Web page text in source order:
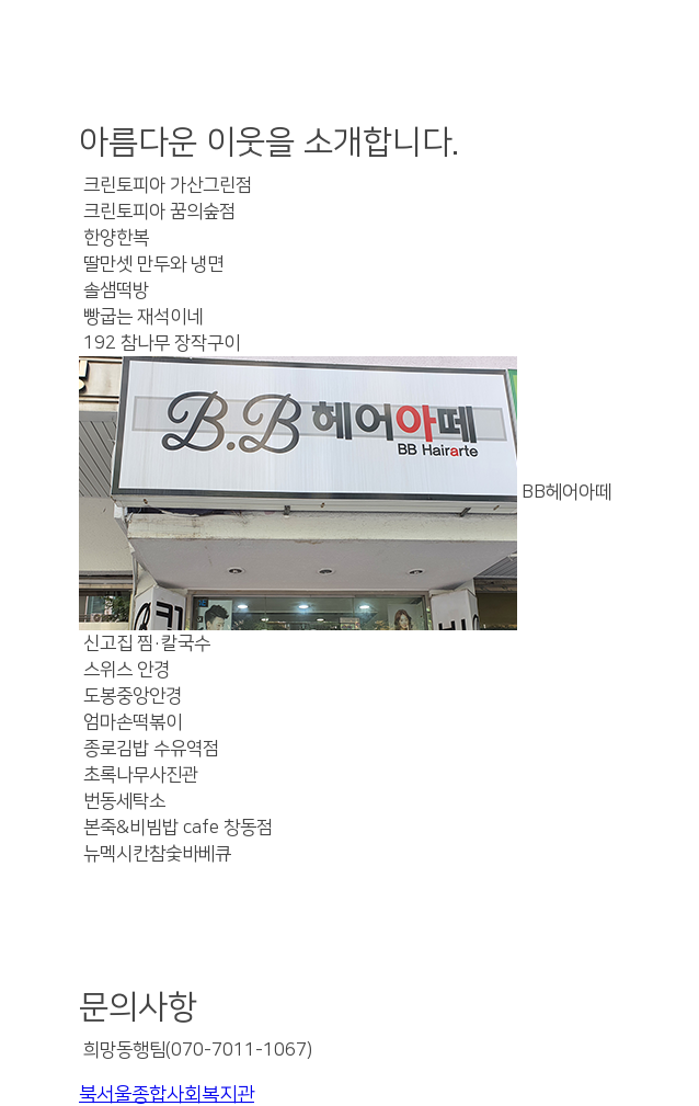
아름다운 이웃을 소개합니다.
크린토피아 가산그린점
크린토피아 꿈의숲점
한양한복
딸만셋 만두와 냉면
솔샘떡방
빵굽는 재석이네
192 참나무 장작구이
BB헤어아떼
신고집 찜·칼국수
스위스 안경
도봉중앙안경
엄마손떡볶이
종로김밥 수유역점
초록나무사진관
번동세탁소
본죽&비빔밥 cafe 창동점
뉴멕시칸참숯바베큐
문의사항
희망동행팀(070-7011-1067)
북서울종합사회복지관